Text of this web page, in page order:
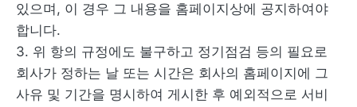
있으며, 이 경우 그 내용을 홈페이지상에 공지하여야
합니다.
3. 위 항의 규정에도 불구하고 정기점검 등의 필요로
회사가 정하는 날 또는 시간은 회사의 홈페이지에 그
사유 및 기간을 명시하여 게시한 후 예외적으로 서비